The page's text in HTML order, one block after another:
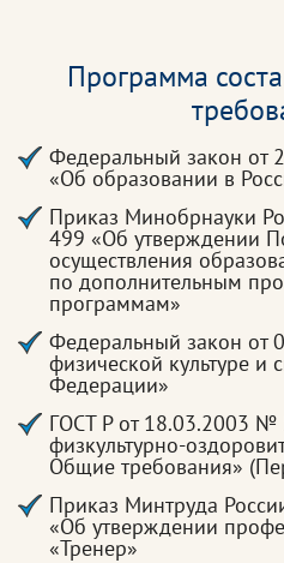
Программа
Федеральный закон
«Об образовании в
Приказ Минобрнауки
499 «Об утверждении
осуществления
по дополнительным
программам»
Федеральный закон
физической культуре и
Федерации»
ГОСТ Р от 18.03.2003 №
физкультурно-
Общие требования»
Приказ Минтруда
«Об утверждении
«Тренер»